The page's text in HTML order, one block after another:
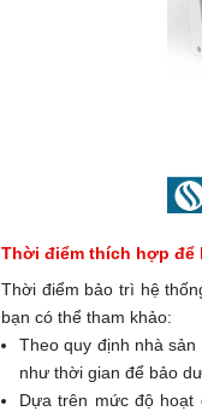
Thời điểm thích hợp để
Thời điểm bảo trì hệ
bạn có thể tham khảo:
Theo quy định nhà
như thời gian để bảo
Dựa trên mức độ